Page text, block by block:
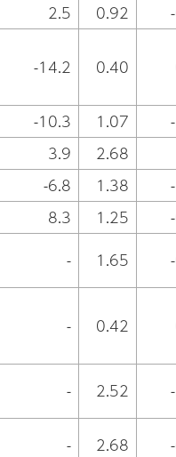
2.5 0.92
-14.2 0.40
-10.3 1.07
3.9 2.68
-6.8 1.38
8.3 1.25
- 1.65
- 0.42
- 2.52
- 2.68